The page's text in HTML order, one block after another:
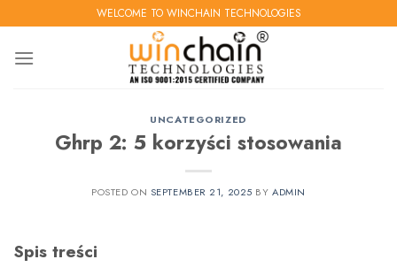
to
content
WELCOME TO WINCHAIN TECHNOLOGIES
UNCATEGORIZED
Ghrp 2: 5 korzyści stosowania
POSTED ON SEPTEMBER 21, 2025 BYADMIN
Spis treści